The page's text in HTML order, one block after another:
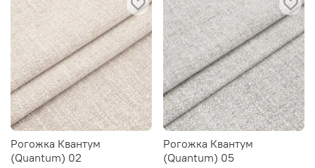
Рогожка Квантум
(Quantum) 02
Рогожка Квантум
(Quantum) 05